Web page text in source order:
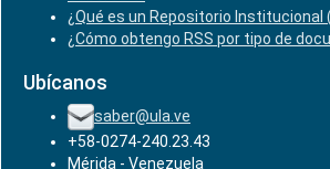
¿Qué es un Repositorio Institucional
¿Cómo obtengo RSS por tipo de
Ubícanos
saber@ula.ve
+58-0274-240.23.43
Mérida - Venezuela